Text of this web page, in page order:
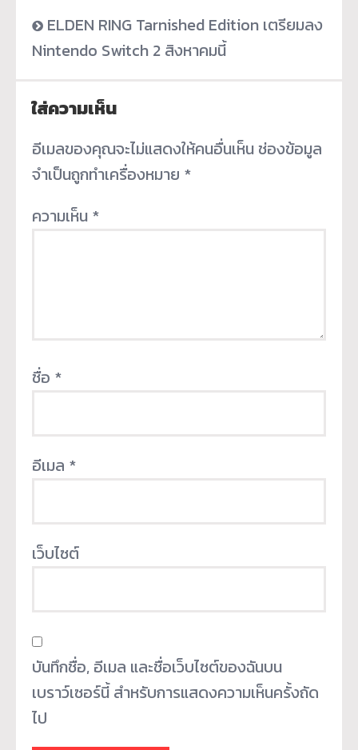
ELDEN RING Tarnished Edition เตรียมลง
Nintendo Switch 2 สิงหาคมนี้
ใส่ความเห็น
อีเมลของคุณจะไม่แสดงให้คนอื่นเห็น ช่องข้อมูล
จำเป็นถูกทำเครื่องหมาย *
ความเห็น *
ชื่อ *
อีเมล *
เว็บไซต์
บันทึกชื่อ, อีเมล และชื่อเว็บไซต์ของฉันบน
เบราว์เซอร์นี้ สำหรับการแสดงความเห็นครั้งถัด
ไป